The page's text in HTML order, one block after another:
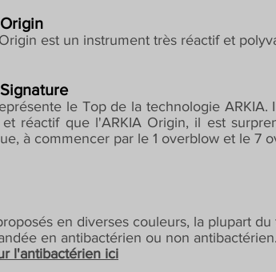
est un instrument très réactif et
le Top de la technologie
réactif que l'ARKIA Origin, il est
à commencer par le 1 overblow et le 7
en diverses couleurs, la plupart
en antibactérien ou non antibactérien.
l'antibactérien ici